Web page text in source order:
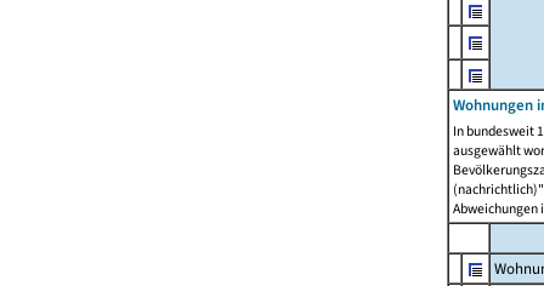
Wohnungen
In bundesweit
ausgewählt
Abweichungen